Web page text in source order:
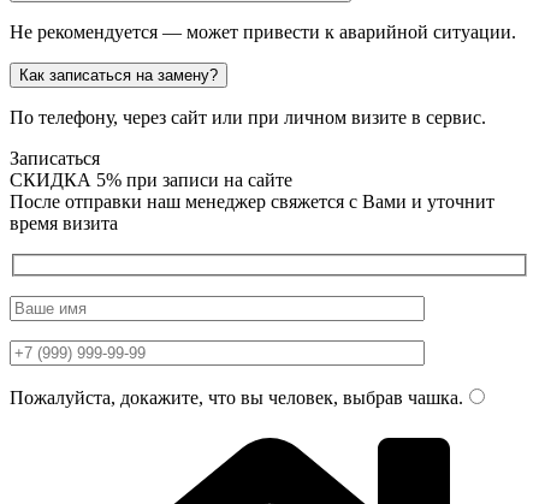
Не рекомендуется — может привести к аварийной ситуации.
Как записаться на замену?
По телефону, через сайт или при личном визите в сервис.
Записаться
СКИДКА 5% при записи на сайте
После отправки наш менеджер свяжется с Вами и уточнит
время визита
Пожалуйста, докажите, что вы человек, выбрав чашка.